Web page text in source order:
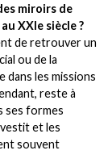
miroirs de
XXIe siècle ?
de retrouver un
ou de la
dans les missions
reste à
ses formes
et les
souvent